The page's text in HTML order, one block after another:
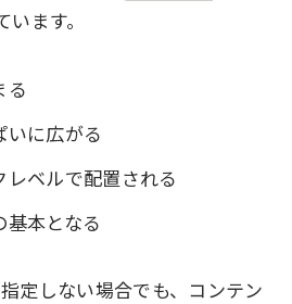
ます。
る
いに広がる
ベルで配置される
基本となる
定しない場合でも、コンテン